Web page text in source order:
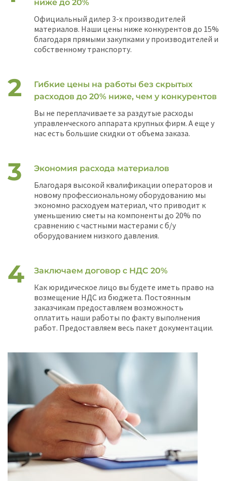
ниже до 20%
Официальный дилер 3-х производителей
материалов. Наши цены ниже конкурентов до 15%
благодаря прямыми закупками у производителей и
собственному транспорту.
Гибкие цены на работы без скрытых
расходов до 20% ниже, чем у конкурентов
Вы не переплачиваете за раздутые расходы
управленческого аппарата крупных фирм. А еще у
нас есть большие скидки от объема заказа.
Экономия расхода материалов
Благодаря высокой квалификации операторов и
новому профессиональному оборудованию мы
экономно расходуем материал, что приводит к
уменьшению сметы на компоненты до 20% по
сравнению с частными мастерами с б/у
оборудованием низкого давления.
Заключаем договор с НДС 20%
Как юридическое лицо вы будете иметь право на
возмещение НДС из бюджета. Постоянным
заказчикам предоставляем возможность
оплатить наши работы по факту выполнения
работ. Предоставляем весь пакет документации.